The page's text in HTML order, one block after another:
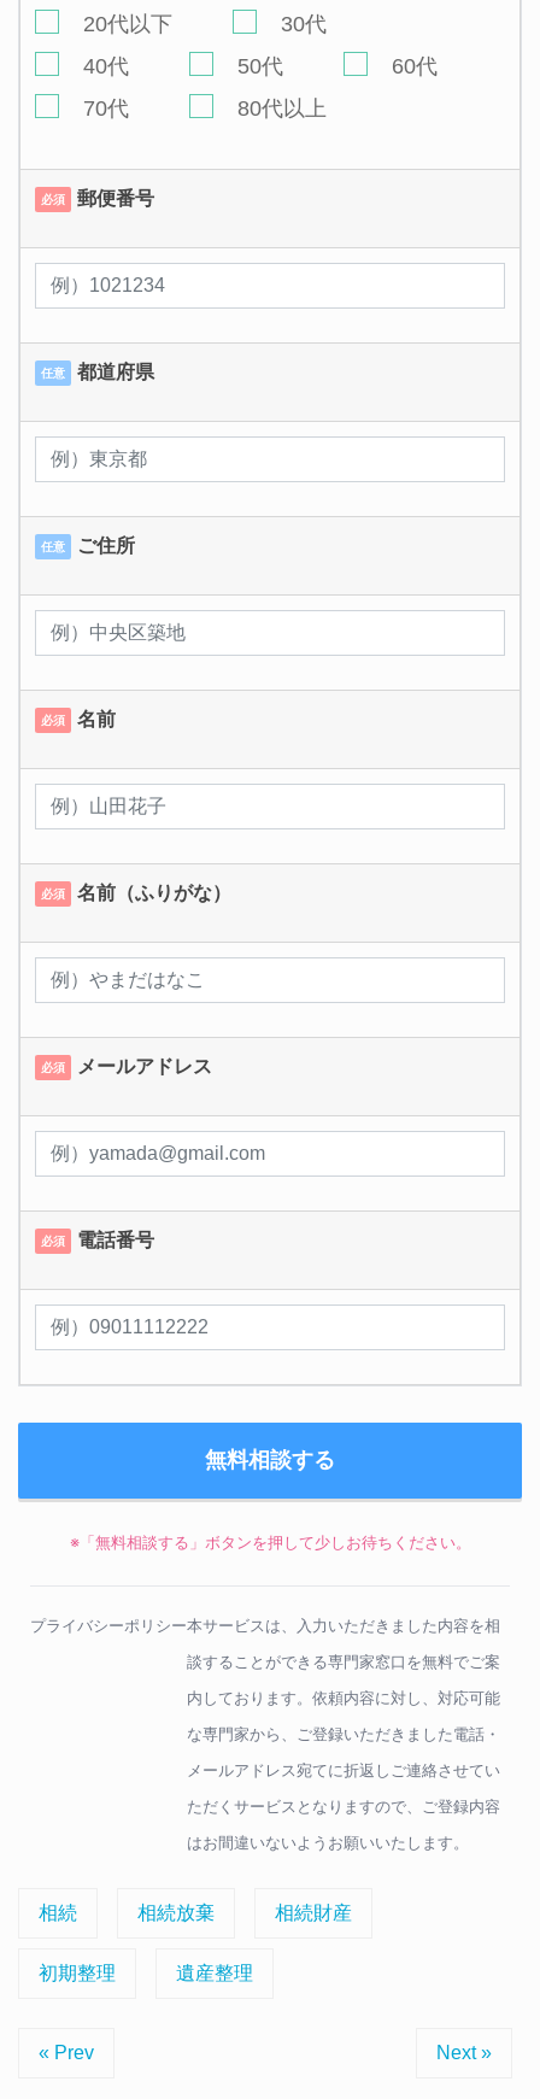
20代以下
30代
40代
50代
60代
70代
80代以上
必須 郵便番号
任意 都道府県
任意 ご住所
必須 名前
必須 名前（ふりがな）
必須 メールアドレス
必須 電話番号
※「無料相談する」ボタンを押して少しお待ちください。
プライバシーポリシー本サービスは、入力いただきました内容を相
談することができる専門家窓口を無料でご案
内しております。依頼内容に対し、対応可能
な専門家から、ご登録いただきました電話・
メールアドレス宛てに折返しご連絡させてい
ただくサービスとなりますので、ご登録内容
はお間違いないようお願いいたします。
相続 相続放棄 相続財産
初期整理 遺産整理
« Prev Next »